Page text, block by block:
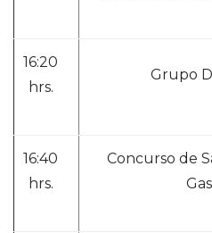
16:20
hrs.
Grupo
16:40
hrs.
Concurso de